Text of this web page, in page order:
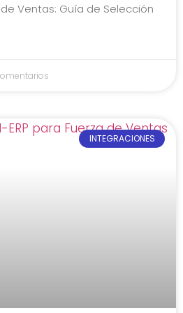
Ventas: Guía de Selección
INTEGRACIONES